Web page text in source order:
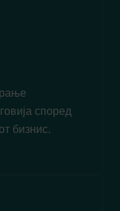
според
бизнис.